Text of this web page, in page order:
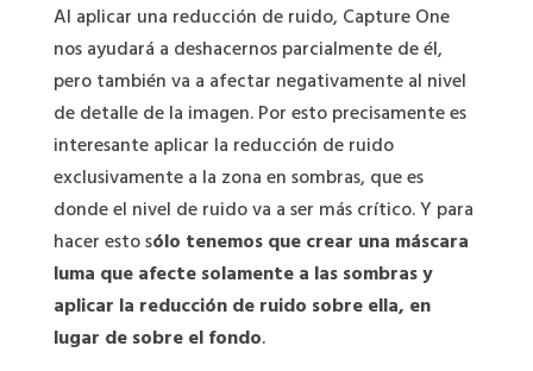
Al aplicar una reducción de ruido, Capture One
nos ayudará a deshacernos parcialmente de él,
pero también va a afectar negativamente al nivel
de detalle de la imagen. Por esto precisamente es
interesante aplicar la reducción de ruido
exclusivamente a la zona en sombras, que es
donde el nivel de ruido va a ser más crítico. Y para
hacer esto sólo tenemos que crear una máscara
luma que afecte solamente a las sombras y
aplicar la reducción de ruido sobre ella, en
lugar de sobre el fondo.